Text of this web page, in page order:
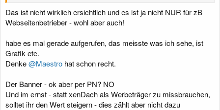
Das ist nicht wirklich ersichtlich und es ist ja nicht NUR für zB
Webseitenbetrieber - wohl aber auch!
habe es mal gerade aufgerufen, das meisste was ich sehe, ist
Grafik etc.
Denke@Maestro hat schon recht.
Der Banner - ok aber per PN? NO
Und im ernst - statt xenDach als Werbeträger zu missbrauchen,
solltet ihr den Wert steigern - dies zählt aber nicht dazu